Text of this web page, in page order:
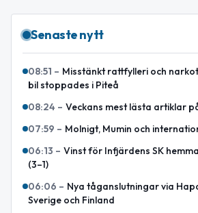
Senaste nytt
08:51 – Misstänkt rattfylleri och
bil stoppades i Piteå
08:24 – Veckans mest lästa artiklar
07:59 – Molnigt, Mumin och
06:13 – Vinst för Infjärdens SK
(3–1)
06:06 – Nya tåganslutningar via
Sverige och Finland